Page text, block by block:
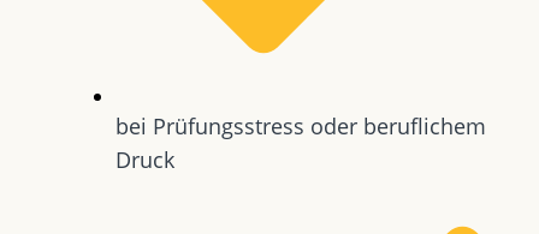
bei Prüfungsstress oder beruflichem
Druck